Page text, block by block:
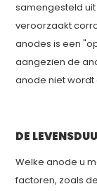
samengesteld
veroorzaakt
anodes is een
aangezien de
anode niet
DE
Welke anode u
factoren, zoals